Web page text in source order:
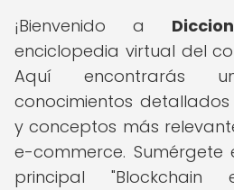
¡Bienvenido a
enciclopedia virtual del
Aquí encontrarás
conocimientos
y conceptos más
e-commerce. Sumérgete
principal